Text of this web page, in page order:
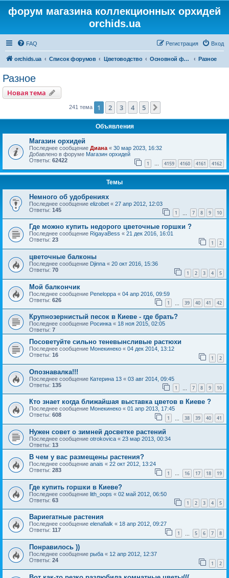
форум магазина коллекционных орхидей
orchids.ua
FAQ Вход
Регистрация
orchids.ua Список форумов Цветоводство Основной форум Разное
Разное
Новая тема
241 тема 1 2 3 4 5
Объявления
Магазин орхидей
Последнее сообщение Диана « 30 мар 2023, 16:32
Добавлено в форуме Магазин орхидей
Ответы: 62422 1 … 4159 4160 4161 4162
Темы
Немного об удобрениях
Последнее сообщение elizobet « 27 апр 2012, 12:03
Ответы: 145 1 7 8 9 10
Где можно купить недорого цветочные горшки ?
Последнее сообщение RigayaBess « 21 дек 2016, 16:01
Ответы: 23 1 2
цветочные балконы
Последнее сообщение Djinna « 20 окт 2016, 15:36
Ответы: 70 1 2 3 4 5
Мой балкончик
Последнее сообщение Peneloppa « 04 апр 2016, 09:59
Ответы: 626 1 39 40 41 42
Крупнозернистый песок в Киеве - где брать?
Последнее сообщение Росинка « 18 ноя 2015, 02:05
Ответы: 7
Посоветуйте сильно теневынсливые растюхи
Последнее сообщение Монекинеко « 04 дек 2014, 13:12
Ответы: 16 1 2
Опознавалка!!!
Последнее сообщение Катерина 13 « 03 авг 2014, 09:45
Ответы: 135 1 7 8 9 10
Кто знает когда ближайшая выставка цветов в Киеве ?
Последнее сообщение Монекинеко « 01 апр 2013, 17:45
Ответы: 608 1 38 39 40 41
Нужен совет о зимней досветке растений
Последнее сообщение otrokovica « 23 мар 2013, 00:34
Ответы: 13
В чем у вас размещены растения?
Последнее сообщение anais « 22 окт 2012, 13:24
Ответы: 283 1 … 16 17 18 19
Где купить горшки в Киеве?
Последнее сообщение lith_oops « 02 май 2012, 06:50
Ответы: 63 1 2 3 4 5
Вариегатные растения
Последнее сообщение elenafialk « 18 апр 2012, 09:27
Ответы: 117 1 5 6 7 8
Понравилось ))
Последнее сообщение рыба « 12 апр 2012, 12:37
Ответы: 24 1 2